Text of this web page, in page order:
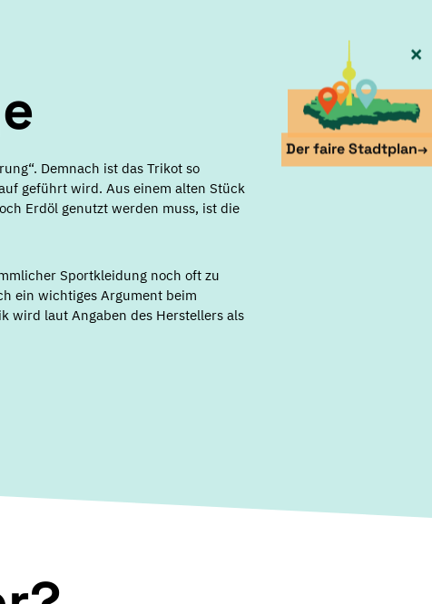
Demnach ist das Trikot so
geführt wird. Aus einem alten Stück
Erdöl genutzt werden muss, ist die
Sportkleidung noch oft zu
ein wichtiges Argument beim
wird laut Angaben des Herstellers als
×
Der faire Stadtplan→